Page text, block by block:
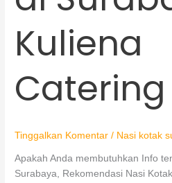
Kuliena
Catering
Tinggalkan Komentar / Nasi kotak
Apakah Anda membutuhkan Info
Surabaya, Rekomendasi Nasi
Catering